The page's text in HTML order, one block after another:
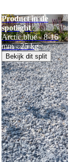
Product in de
spotlight
Arctic blue - 8-16
mm - 25 kg
Bekijk dit split